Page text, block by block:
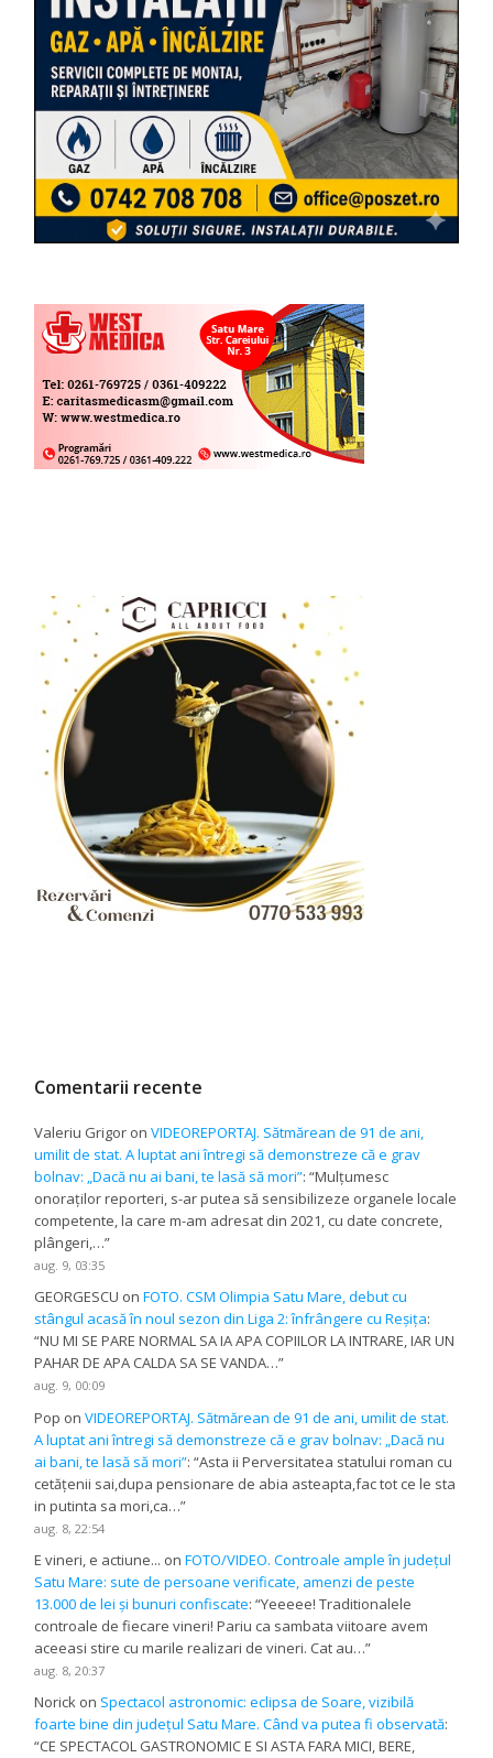
Comentarii recente
Valeriu Grigor onVIDEOREPORTAJ. Sătmărean de 91 de ani,
umilit de stat. A luptat ani întregi să demonstreze că e grav
bolnav: „Dacă nu ai bani, te lasă să mori”: “Mulțumesc
onoraților reporteri, s-ar putea să sensibilizeze organele locale
competente, la care m-am adresat din 2021, cu date concrete,
plângeri,…”
aug. 9, 03:35
GEORGESCU onFOTO. CSM Olimpia Satu Mare, debut cu
stângul acasă în noul sezon din Liga 2: înfrângere cu Reșița:
“NU MI SE PARE NORMAL SA IA APA COPIILOR LA INTRARE, IAR UN
PAHAR DE APA CALDA SA SE VANDA…”
aug. 9, 00:09
Pop onVIDEOREPORTAJ. Sătmărean de 91 de ani, umilit de stat.
A luptat ani întregi să demonstreze că e grav bolnav: „Dacă nu
ai bani, te lasă să mori”: “Asta ii Perversitatea statului roman cu
cetățenii sai,dupa pensionare de abia asteapta,fac tot ce le sta
in putinta sa mori,ca…”
aug. 8, 22:54
E vineri, e actiune... onFOTO/VIDEO. Controale ample în județul
Satu Mare: sute de persoane verificate, amenzi de peste
13.000 de lei și bunuri confiscate: “Yeeeee! Traditionalele
controale de fiecare vineri! Pariu ca sambata viitoare avem
aceeasi stire cu marile realizari de vineri. Cat au…”
aug. 8, 20:37
Norick on Spectacol astronomic: eclipsa de Soare, vizibilă
foarte bine din județul Satu Mare. Când va putea fi observată:
“CE SPECTACOL GASTRONOMIC E SI ASTA FARA MICI, BERE,